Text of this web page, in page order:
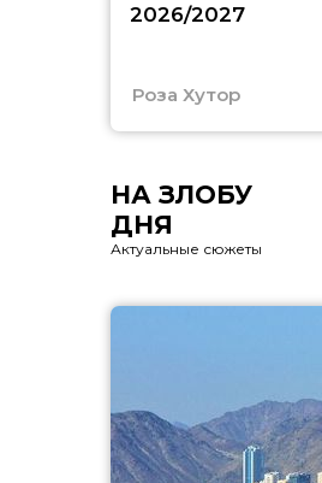
2026/2027
Роза Хутор
НА ЗЛОБУ
ДНЯ
Актуальные сюжеты